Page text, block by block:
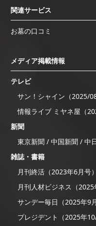
関連サービス
お墓の口コミ
メディア掲載情報
テレビ
サン！シャイン（2025/
情報ライブ ミヤネ屋（
新聞
東京新聞 / 中国新聞 / 中
雑誌・書籍
月刊終活（2023年6月号）
月刊人材ビジネス（2025
サンデー毎日（2025年9
プレジデント（2025年10/